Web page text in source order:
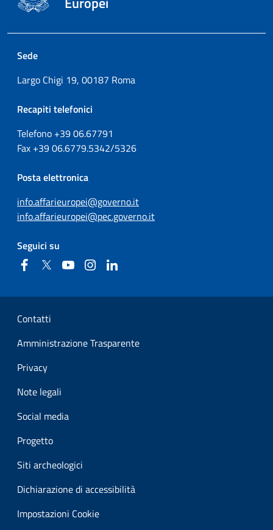
Sede
Largo Chigi 19, 00187 Roma
Recapiti telefonici
Telefono +3906.67791
Fax +3906.6779.5342/5326
Posta elettronica
info.affarieuropei@governo.it
info.affarieuropei@pec.governo.it
Seguici su
FacebookTwitter YouTubeInstagram
Sezione Link Utili
Contatti
Amministrazione Trasparente
Privacy
Note legali
Social media
Progetto
Siti archeologici
Dichiarazione di accessibilità
Impostazioni Cookie